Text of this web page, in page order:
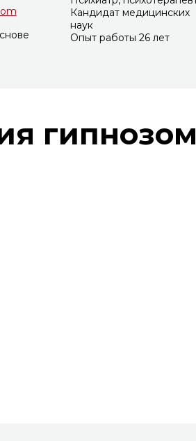
Кандидат медицинских
наук
Опыт работы 26 лет